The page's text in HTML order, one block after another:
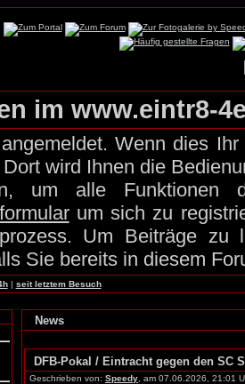
im www.eintr8-
Wenn dies
wird Ihnen die
um alle Funktionen
um sich zu
Um Beiträge
Sie bereits in diesem
| seit letztem Besuch
News
DFB-Pokal / Eintracht gegen den SC
Geschrieben von: Speedy , am 07.06.2026, 21:01